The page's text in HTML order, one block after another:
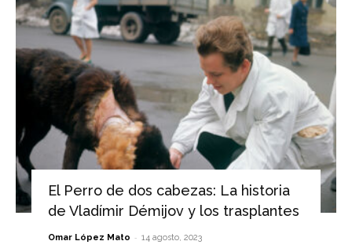
El Perro de dos cabezas: La historia
de Vladímir Démijov y los trasplantes
Omar López Mato - 14 agosto, 2023